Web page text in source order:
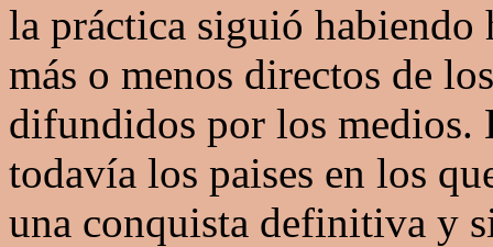
la práctica siguió habiendo
más o menos directos de
difundidos por los medios.
todavía los paises en los
una conquista definitiva y